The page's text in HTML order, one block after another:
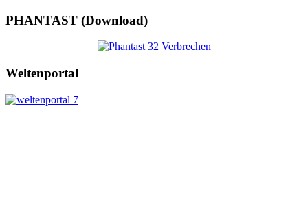
PHANTAST (Download)
Weltenportal